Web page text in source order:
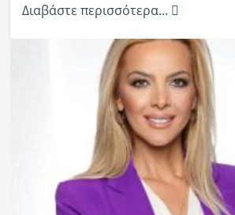
Διαβάστε περισσότερα...